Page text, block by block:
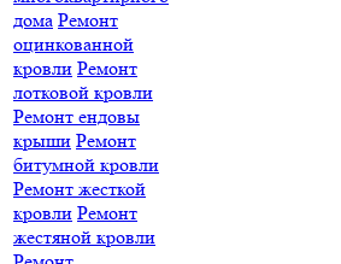
дома Ремонт
оцинкованной
кровли Ремонт
лотковой кровли
Ремонт ендовы
крыши Ремонт
битумной кровли
Ремонт жесткой
кровли Ремонт
жестяной кровли